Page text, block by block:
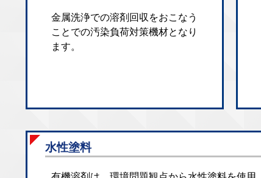
金属洗浄での溶剤回収をおこなう
ことでの汚染負荷対策機材となり
ます。
水性塗料